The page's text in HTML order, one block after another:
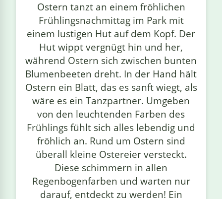
Ostern tanzt an einem fröhlichen
Frühlingsnachmittag im Park mit
einem lustigen Hut auf dem Kopf. Der
Hut wippt vergnügt hin und her,
während Ostern sich zwischen bunten
Blumenbeeten dreht. In der Hand hält
Ostern ein Blatt, das es sanft wiegt, als
wäre es ein Tanzpartner. Umgeben
von den leuchtenden Farben des
Frühlings fühlt sich alles lebendig und
fröhlich an. Rund um Ostern sind
überall kleine Ostereier versteckt.
Diese schimmern in allen
Regenbogenfarben und warten nur
darauf, entdeckt zu werden! Ein